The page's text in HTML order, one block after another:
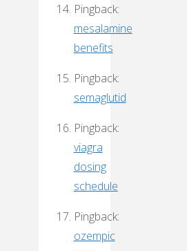
Pingback:
mesalamine
benefits
Pingback:
semaglutid
Pingback:
viagra
dosing
schedule
Pingback:
ozempic